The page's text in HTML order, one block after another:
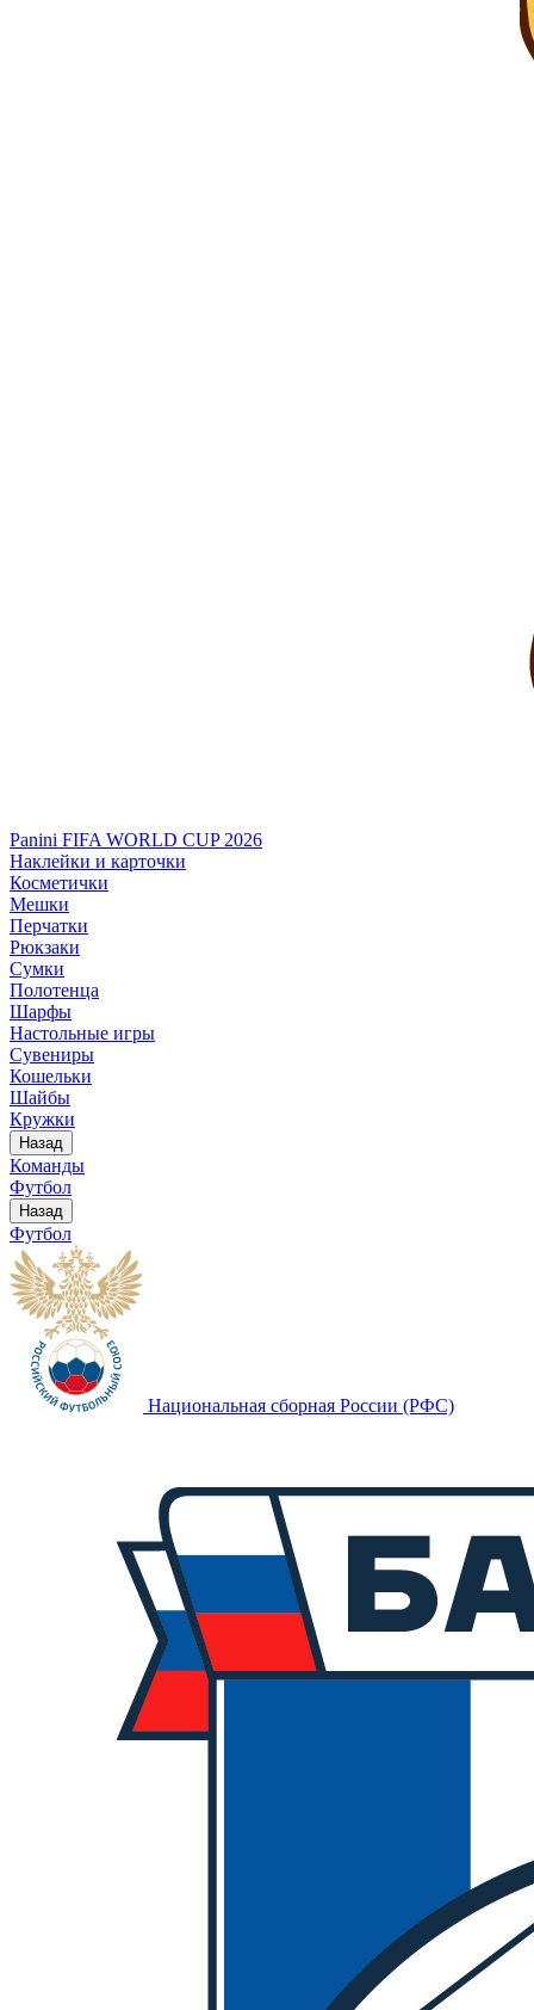
Panini FIFA WORLD CUP 2026
Наклейки и карточки
Косметички
Мешки
Перчатки
Рюкзаки
Сумки
Полотенца
Шарфы
Настольные игры
Сувениры
Кошельки
Шайбы
Кружки
Назад
Команды
Футбол
Назад
Футбол
Национальная сборная России (РФС)